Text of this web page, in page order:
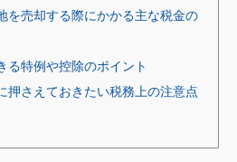
を売却する際にかかる主な税金の
る特例や控除のポイント
押さえておきたい税務上の注意点